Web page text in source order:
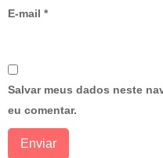
E-mail *
Salvar meus dados neste
eu comentar.